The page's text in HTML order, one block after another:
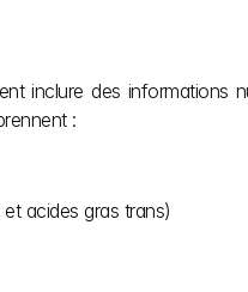
inclure des
:
acides gras trans)